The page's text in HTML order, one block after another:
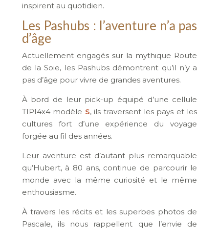
inspirent au quotidien.
Les Pashubs : l’aventure n’a pas
d’âge
Actuellement engagés sur la mythique Route
de la Soie, les Pashubs démontrent qu’il n’y a
pas d’âge pour vivre de grandes aventures.
À bord de leur pick-up équipé d’une cellule
TIPI4x4 modèle S, ils traversent les pays et les
cultures fort d’une expérience du voyage
forgée au fil des années.
Leur aventure est d’autant plus remarquable
qu’Hubert, à 80 ans, continue de parcourir le
monde avec la même curiosité et le même
enthousiasme.
À travers les récits et les superbes photos de
Pascale, ils nous rappellent que l’envie de